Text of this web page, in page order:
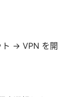
ト → VPN を開